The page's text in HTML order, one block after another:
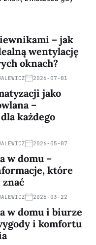
– jak
wentylację
oknach?
2026-07-01
jako
–
każdego
2026-05-07
w domu –
które
2026-03-22
w domu i biurze
i komfortu